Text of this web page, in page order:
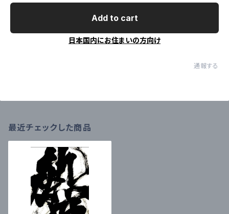
Add to cart
日本国内にお住まいの方向け
通報する
最近チェックした商品